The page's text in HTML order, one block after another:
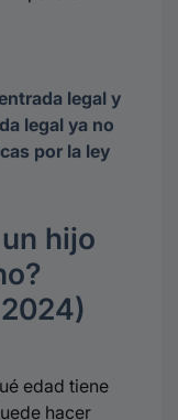
legal y
legal ya no
por la ley
hijo
edad tiene
hacer